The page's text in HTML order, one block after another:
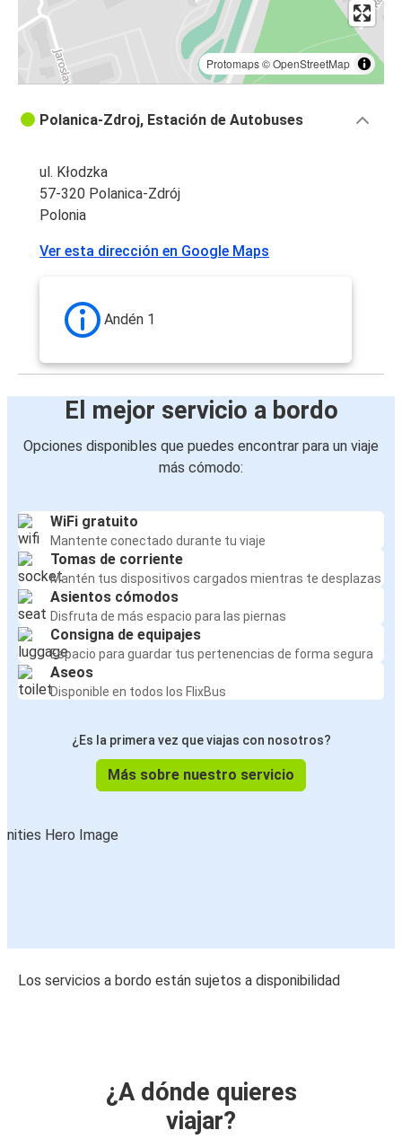
Protomaps©OpenStreetMap
Polanica-Zdroj, Estación de Autobuses
ul. Kłodzka
57-320 Polanica-Zdrój
Polonia
Ver esta dirección en Google Maps
Andén 1
El mejor servicio a bordo
Opciones disponibles que puedes encontrar para un viaje
más cómodo:
WiFi gratuito
Mantente conectado durante tu viaje
Tomas de corriente
Mantén tus dispositivos cargados mientras te desplazas
Asientos cómodos
Disfruta de más espacio para las piernas
Consigna de equipajes
Espacio para guardar tus pertenencias de forma segura
Aseos
Disponible en todos los FlixBus
¿Es la primera vez que viajas con nosotros?
Más sobre nuestro servicio
Los servicios a bordo están sujetos a disponibilidad
¿A dónde quieres
viajar?